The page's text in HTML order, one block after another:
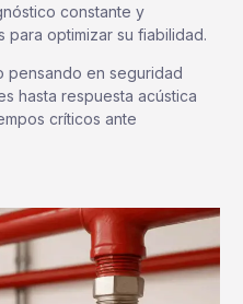
constante y
optimizar su fiabilidad.
pensando en seguridad
hasta respuesta acústica
críticos ante